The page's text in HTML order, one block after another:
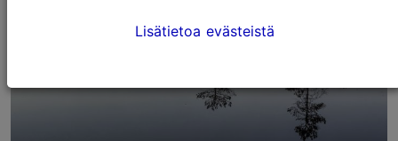
Lisätietoa evästeistä